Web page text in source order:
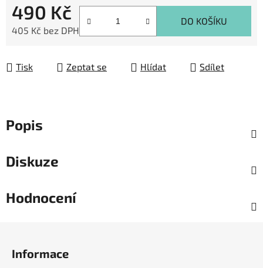
490 Kč
405 Kč bez DPH
DO KOŠÍKU
Tisk Zeptat se Hlídat Sdílet
Popis
Diskuze
Hodnocení
Informace